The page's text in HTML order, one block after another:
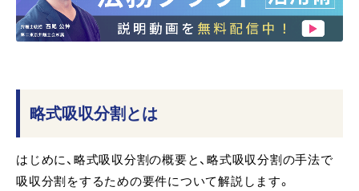
略式吸収分割とは
はじめに、略式吸収分割の概要と、略式吸収分割の手法で
吸収分割をするための要件について解説します。